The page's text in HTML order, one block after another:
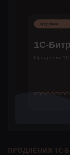
ПРОДЛЕНИЯ 1С-